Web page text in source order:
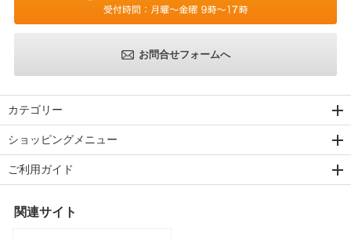
お問合せフォームへ
カテゴリー
ショッピングメニュー
ご利用ガイド
関連サイト